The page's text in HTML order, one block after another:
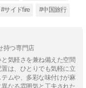
#サイドfire #中国旅行
持つ専門店
気軽さを兼ね備えた空間
は、ひとりでも気軽に立
ムや、多彩な味付けが麻
なる雰囲気と工夫された